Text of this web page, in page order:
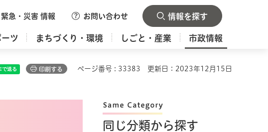
緊急・災害 情報 お問い合わせ 情報を探す
ツ まちづくり・環境 しごと・産業 市政情報
印刷する ページ番号 : 33383 更新日：2023年12月15日
同じ分類から探す